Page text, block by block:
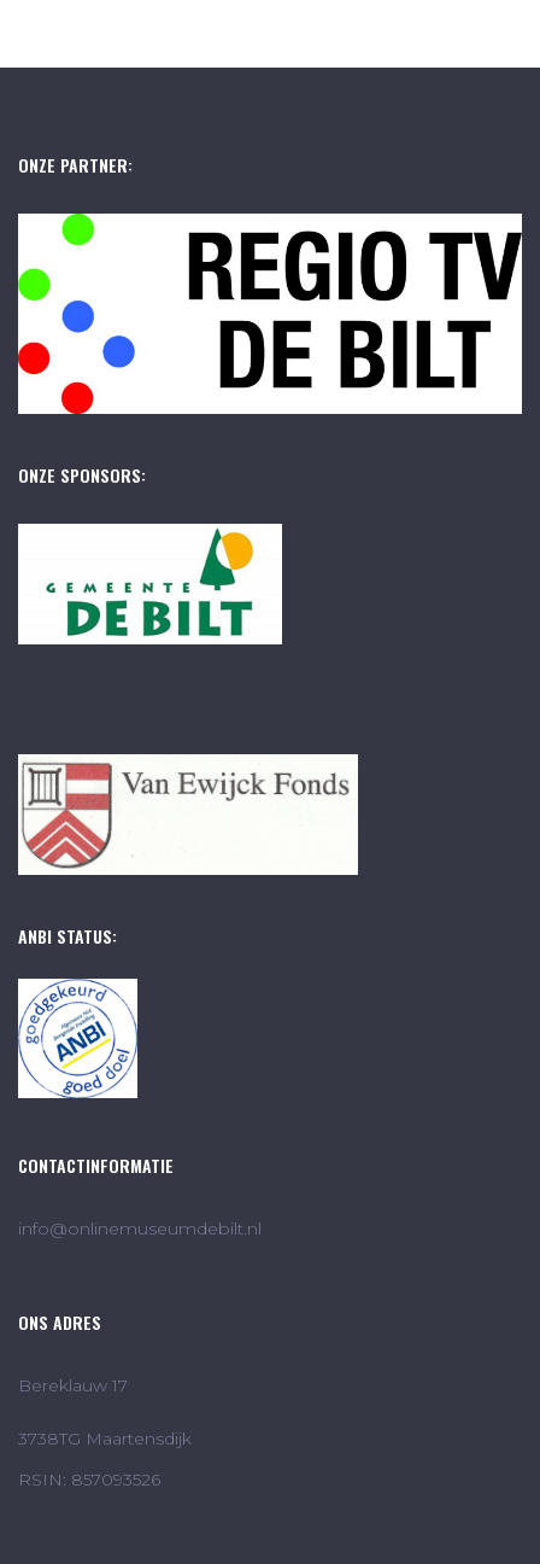
ONZE PARTNER:
ONZE SPONSORS:
ANBI STATUS:
CONTACTINFORMATIE
info@onlinemuseumdebilt.nl
ONS ADRES
Bereklauw 17
3738TG Maartensdijk
RSIN: 857093526